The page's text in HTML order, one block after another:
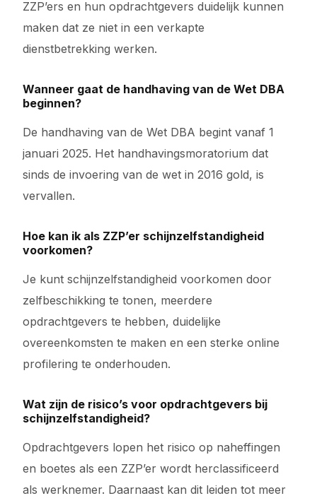
ZZP’ers en hun opdrachtgevers duidelijk kunnen
maken dat ze niet in een verkapte
dienstbetrekking werken.
Wanneer gaat de handhaving van de Wet DBA
beginnen?
De handhaving van de Wet DBA begint vanaf 1
januari 2025. Het handhavingsmoratorium dat
sinds de invoering van de wet in 2016 gold, is
vervallen.
Hoe kan ik als ZZP’er schijnzelfstandigheid
voorkomen?
Je kunt schijnzelfstandigheid voorkomen door
zelfbeschikking te tonen, meerdere
opdrachtgevers te hebben, duidelijke
overeenkomsten te maken en een sterke online
profilering te onderhouden.
Wat zijn de risico’s voor opdrachtgevers bij
schijnzelfstandigheid?
Opdrachtgevers lopen het risico op naheffingen
en boetes als een ZZP’er wordt herclassificeerd
als werknemer. Daarnaast kan dit leiden tot meer